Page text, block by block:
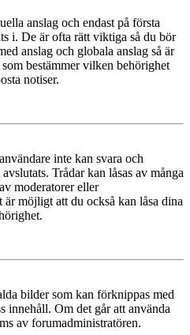
anslag och endast på första
i. De är ofta rätt viktiga så du bör
anslag och globala anslag så är
bestämmer vilken behörighet
notiser.
inte kan svara och
Trådar kan låsas av många
moderatorer eller
möjligt att du också kan låsa dina
bilder som kan förknippas med
innehåll. Om det går att använda
av forumadministratören.